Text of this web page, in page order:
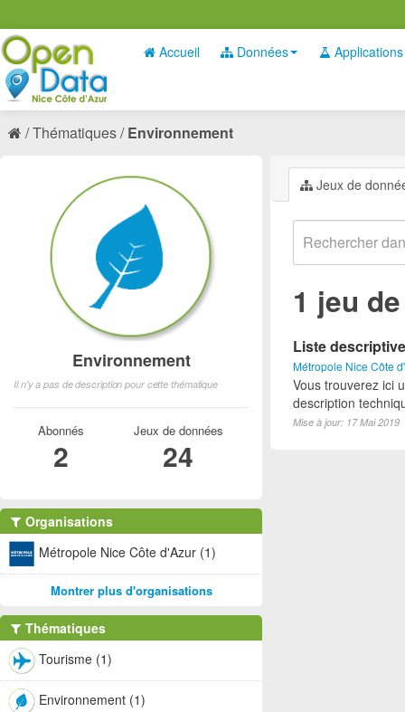
Accueil Données Applications
Thématiques Environnement
Jeux de
1 jeu
Liste
Métropole Nice Côte
Vous trouverez ici
description
Mise à jour: 17 Mai 2019
Environnement
Il n'y a pas de description pour cette thématique
Abonnés
2
Jeux de données
24
Organisations
Métropole Nice Côte d'Azur (1)
Montrer plus d'organisations
Thématiques
Tourisme (1)
Environnement (1)